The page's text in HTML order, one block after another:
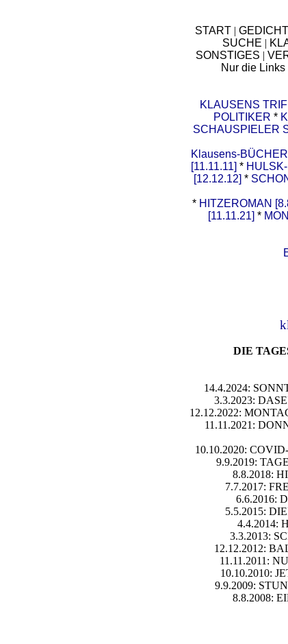
START|
SUCHE |
SONSTIGES |
Nur die Links
KLAUSENS
POLITIKER *
SCHAUSPIELER
Klausens-BÜCHER
[11.11.11] *
[12.12.12] *
* HITZEROMAN
[11.11.21] *
DIE
14.4.2024:
3.3.2023:
12.12.2022:
11.11.2021:
10.10.2020:
9.9.2019:
8.8.2018:
7.7.2017:
6.6.2016:
5.5.2015:
4.4.2014:
3.3.2013:
12.12.2012:
11.11.2011:
10.10.2010:
9.9.2009:
8.8.2008: